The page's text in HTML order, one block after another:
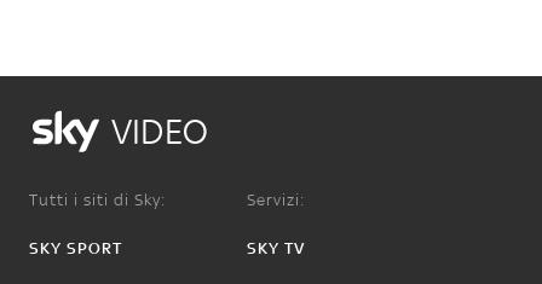
VIDEO
Tutti i siti di Sky:
SKY SPORT
Servizi:
SKY TV